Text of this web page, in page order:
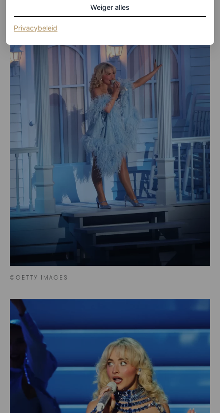
©GETTY IMAGES
Weiger alles
Privacybeleid